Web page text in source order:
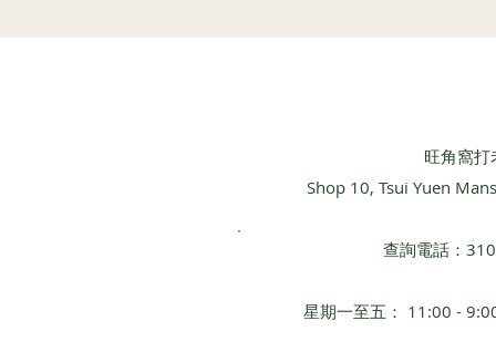
旺角窩
Shop 10, Tsui Yuen
查詢電話：
星期一至五： 11:00 -